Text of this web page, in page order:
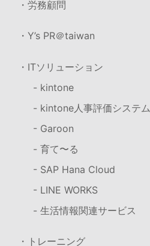
・労務顧問
・Y’s PR＠taiwan
・ITソリューション
- kintone
- kintone人事評価システム
- Garoon
- 育て〜る
- SAP Hana Cloud
- LINE WORKS
- 生活情報関連サービス
・トレーニング